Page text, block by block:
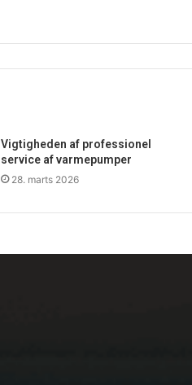
Vigtigheden af professionel
service af varmepumper
28. marts 2026